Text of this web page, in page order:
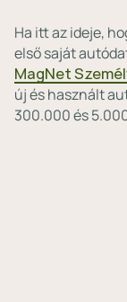
Ha itt az ideje,
első saját
MagNet
új és használt
300.000 és